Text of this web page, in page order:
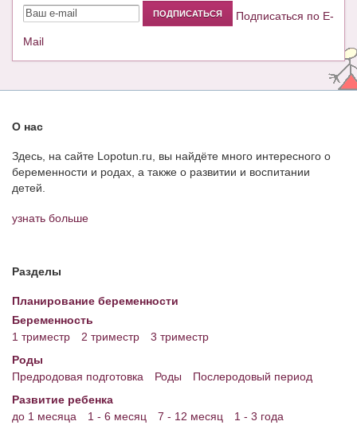
Подписаться по E-
Mail
О нас
Здесь, на сайте Lopotun.ru, вы найдёте много интересного о
беременности и родах, а также о развитии и воспитании
детей.
узнать больше
Разделы
Планирование беременности
Беременность
1 триместр
2 триместр
3 триместр
Роды
Предродовая подготовка
Роды
Послеродовый период
Развитие ребенка
до 1 месяца
1 - 6 месяц 7 - 12 месяц
1 - 3 года